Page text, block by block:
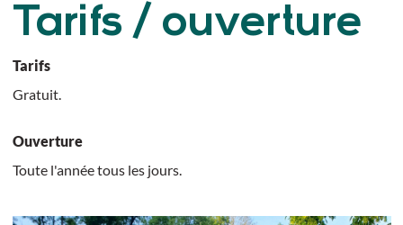
Tarifs / ouverture
Tarifs
Gratuit.
Ouverture
Toute l'année tous les jours.